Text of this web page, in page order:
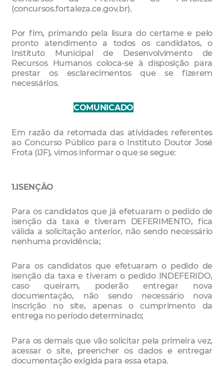
(concursos.fortaleza.ce.gov.br).
Por fim, primando pela lisura do certame e pelo
pronto atendimento a todos os candidatos, o
Instituto Municipal de Desenvolvimento de
Recursos Humanos coloca-se à disposição para
prestar os esclarecimentos que se fizerem
necessários.
COMUNICADO
Em razão da retomada das atividades referentes
ao Concurso Público para o Instituto Doutor José
Frota (IJF), vimos informar o que se segue:
1.ISENÇÃO
Para os candidatos que já efetuaram o pedido de
isenção da taxa e tiveram DEFERIMENTO, fica
válida a solicitação anterior, não sendo necessário
nenhuma providência;
Para os candidatos que efetuaram o pedido de
isenção da taxa e tiveram o pedido INDEFERIDO,
caso queiram, poderão entregar nova
documentação, não sendo necessário nova
inscrição no site, apenas o cumprimento da
entrega no período determinado;
Para os demais que vão solicitar pela primeira vez,
acessar o site, preencher os dados e entregar
documentação exigida para essa etapa.